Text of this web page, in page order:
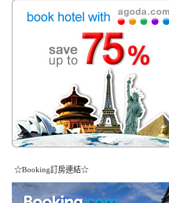
☆Booking訂房連結☆